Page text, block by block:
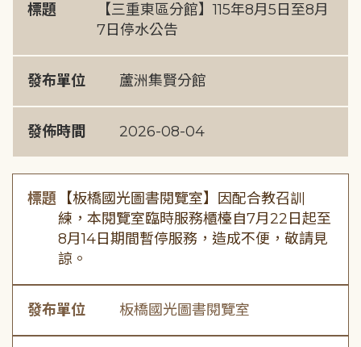
標題
【三重東區分館】115年8月5日至8月
7日停水公告
發布單位 蘆洲集賢分館
發佈時間 2026-08-04
標題
【板橋國光圖書閱覽室】因配合教召訓
練，本閱覽室臨時服務櫃檯自7月22日起至
8月14日期間暫停服務，造成不便，敬請見
諒。
發布單位 板橋國光圖書閱覽室